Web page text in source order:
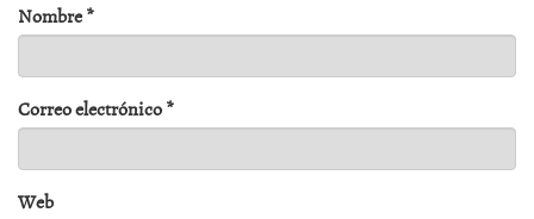
Nombre*
Correo electrónico*
Web